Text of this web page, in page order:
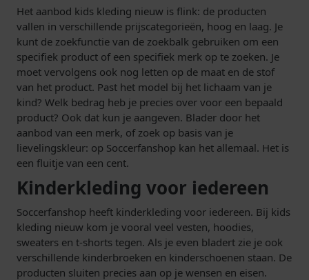
Het aanbod kids kleding nieuw is flink: de producten
vallen in verschillende prijscategorieën, hoog en laag. Je
kunt de zoekfunctie van de zoekbalk gebruiken om een
specifiek product of een specifiek merk op te zoeken. Je
moet vervolgens ook nog letten op de maat en de stof
van het product. Past het model bij het lichaam van je
kind? Welk bedrag heb je precies over voor een bepaald
product? Ook dat kun je aangeven. Blader door het
aanbod van een merk, of zoek op basis van je
lievelingskleur: op Soccerfanshop kan het allemaal. Het is
een fluitje van een cent.
Kinderkleding voor iedereen
Soccerfanshop heeft kinderkleding voor iedereen. Bij kids
kleding nieuw kom je vooral veel vesten, hoodies,
sweaters en t-shorts tegen. Als je even bladert zie je ook
verschillende kinderbroeken en kinderschoenen staan. De
producten sluiten precies aan op je wensen en eisen.